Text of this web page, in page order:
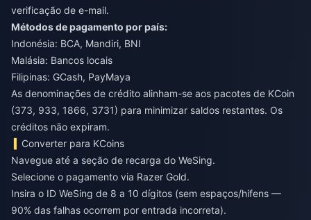
verificação de e-mail.
Métodos de pagamento por país:
Indonésia: BCA, Mandiri, BNI
Malásia: Bancos locais
Filipinas: GCash, PayMaya
As denominações de crédito alinham-se aos pacotes de KCoin
(373, 933, 1866, 3731) para minimizar saldos restantes. Os
créditos não expiram.
Converter para KCoins
Navegue até a seção de recarga do WeSing.
Selecione o pagamento via Razer Gold.
Insira o ID WeSing de 8 a 10 dígitos (sem espaços/hifens —
90% das falhas ocorrem por entrada incorreta).